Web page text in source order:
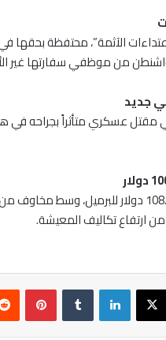
الآثمة”، محتفظة بحقها
من موظفي سفارتها غير
جديد
مقتل عسكري متأثراً بجراحه في
قفز خام برنت إلى 108.73 دولار
ارتفاع تكاليف المعيشة.
‫X لينكدإن